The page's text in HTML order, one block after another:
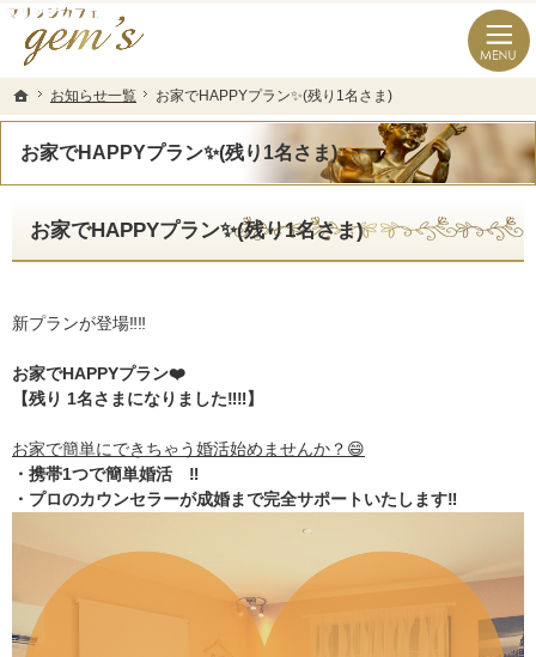
ホーム
お知らせ一覧 お家でHAPPYプラン✨(残り1名さま)
お家でHAPPYプラン✨(残り1名さま)
長崎県の婚活なら結婚相談所のマリッジカフェgem’ｓ（ジェムズ）
長崎県長崎市の結婚相談所マリッジカフェgem's(ジェムズ)
お家でHAPPYプラン✨(残り1名さま)
新プランが登場‼️‼️
お家でHAPPYプラン❤️
【残り 1名さまになりました‼️‼️】
お家で簡単にできちゃう婚活始めませんか？😄
・携帯1つで簡単婚活 ‼️
・プロのカウンセラーが成婚まで完全サポートいたします‼️
ホーム
お知らせ一覧 お家でHAPPYプラン✨(残り1名さま)